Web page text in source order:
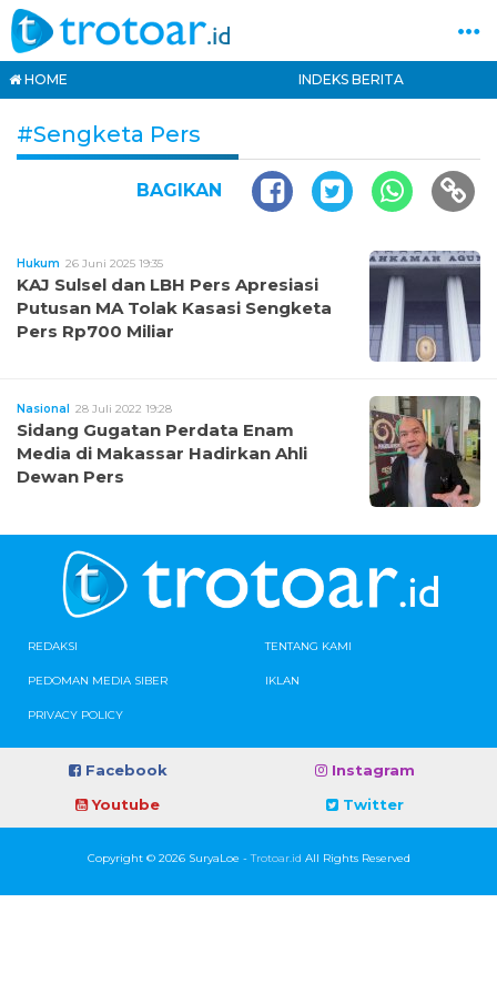
HOME INDEKS BERITA
#Sengketa Pers
BAGIKAN
Hukum 26 Juni 2025 19:35
KAJ Sulsel dan LBH Pers Apresiasi
Putusan MA Tolak Kasasi Sengketa
Pers Rp700 Miliar
Nasional 28 Juli 2022 19:28
Sidang Gugatan Perdata Enam
Media di Makassar Hadirkan Ahli
Dewan Pers
REDAKSI TENTANG KAMI
PEDOMAN MEDIA SIBER IKLAN
PRIVACY POLICY
Facebook
Instagram
Youtube
Twitter
Copyright © 2026 SuryaLoe -Trotoar.id All Rights Reserved